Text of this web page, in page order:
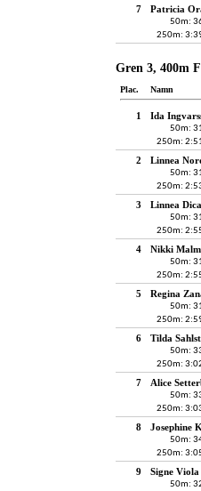
7 Patricia
50m:
250m:
Gren 3, 400m
Plac. Namn
1 Ida
50m:
250m:
2 Linnea
50m:
250m:
3 Linnea
50m:
250m:
4 Nikki Malm
50m:
250m:
5 Regina
50m:
250m:
6 Tilda
50m:
250m:
7 Alice
50m:
250m:
8 Josephine
50m:
250m:
9 Signe
50m: